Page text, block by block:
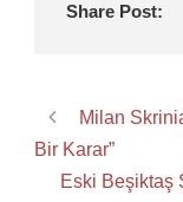
Share Post:
Milan
Bir Karar”
Eski Beşiktaş